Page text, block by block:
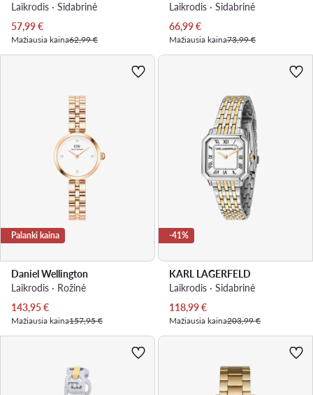
Laikrodis · Sidabrinė
Dabartinė kaina
57,99€
Mažiausia kaina62,99 €
Laikrodis · Sidabrinė
Dabartinė kaina
66,99€
Mažiausia kaina73,99 €
Palanki kaina
Daniel Wellington
Laikrodis · Rožinė
Dabartinė kaina
143,95€
Mažiausia kaina157,95 €
-41%
KARL LAGERFELD
Laikrodis · Sidabrinė
Dabartinė kaina
118,99€
Mažiausia kaina203,99 €